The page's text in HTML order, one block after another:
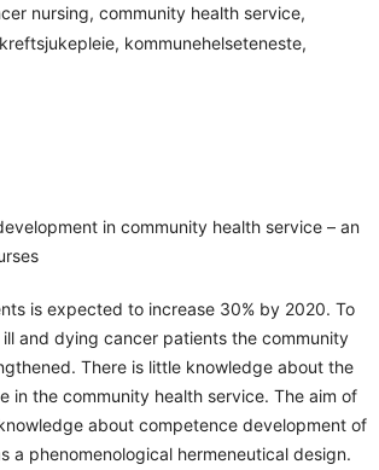
nursing, community health service,
kommunehelseteneste,
in community health service – an
is expected to increase 30% by 2020. To
and dying cancer patients the community
There is little knowledge about the
in the community health service. The aim of
about competence development of
a phenomenological hermeneutical design.